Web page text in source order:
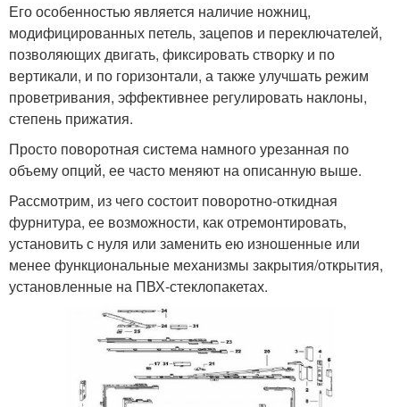
Его особенностью является наличие ножниц,
модифицированных петель, зацепов и переключателей,
позволяющих двигать, фиксировать створку и по
вертикали, и по горизонтали, а также улучшать режим
проветривания, эффективнее регулировать наклоны,
степень прижатия.
Просто поворотная система намного урезанная по
объему опций, ее часто меняют на описанную выше.
Рассмотрим, из чего состоит поворотно-откидная
фурнитура, ее возможности, как отремонтировать,
установить с нуля или заменить ею изношенные или
менее функциональные механизмы закрытия/открытия,
установленные на ПВХ-стеклопакетах.